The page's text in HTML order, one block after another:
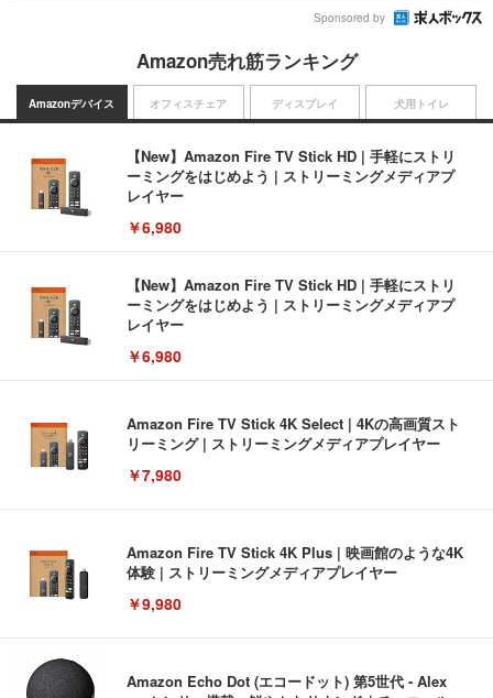
Sponsored by
Amazon売れ筋ランキング
Amazonデバイス
【New】Amazon Fire TV Stick HD | 手軽にストリ
ーミングをはじめよう | ストリーミングメディアプ
レイヤー
￥6,980
【New】Amazon Fire TV Stick HD | 手軽にストリ
ーミングをはじめよう | ストリーミングメディアプ
レイヤー
￥6,980
Amazon Fire TV Stick 4K Select | 4Kの高画質スト
リーミング | ストリーミングメディアプレイヤー
￥7,980
Amazon Fire TV Stick 4K Plus | 映画館のような4K
体験 | ストリーミングメディアプレイヤー
￥9,980
Amazon Echo Dot (エコードット) 第5世代 - Alex
オフィスチェア ディスプレイ 犬用トイレ